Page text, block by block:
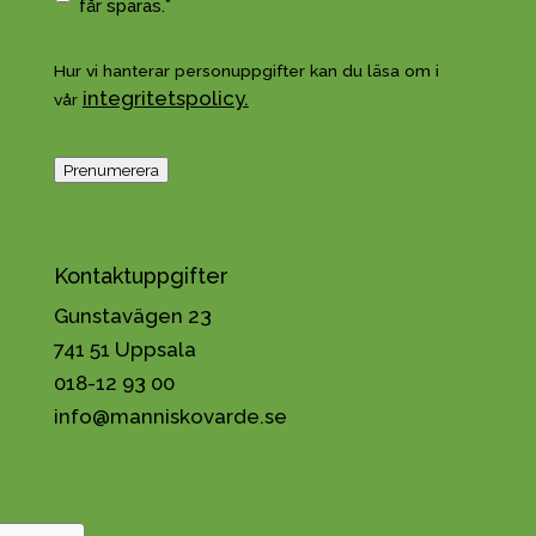
o
ä
n
a
h
t
r
i
n
a
får sparas.*
Hur vi hanterar personuppgifter kan du läsa om i
vår integritetspolicy.
Prenumerera
Kontaktuppgifter
Gunstavägen 23
741 51 Uppsala
018-12 93 00
info@manniskovarde.se